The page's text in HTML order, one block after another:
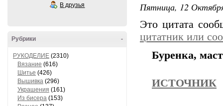
В друзья
-
Рубрики
РУКОДЕЛИЕ (2310)
Вязание (616)
Шитье (426)
Вышивка (296)
Украшения (161)
Из бисера (153)
Пятница, 12
Это цитата
цитатник или
Буренка,
ИСТОЧНИК